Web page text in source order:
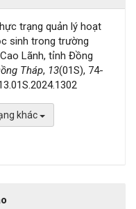
trạng quản lý hoạt
sinh trong trường
Lãnh, tỉnh Đồng
Tháp, 13(01S), 74-
khác